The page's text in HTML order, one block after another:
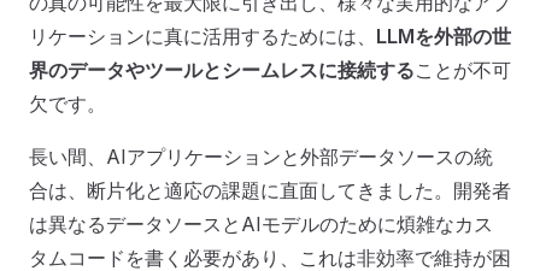
リケーションに真に活用するためには、 LLMを外部の世
界のデータやツールとシームレスに接続することが不可
欠です。
長い間、AIアプリケーションと外部データソースの統
合は、断片化と適応の課題に直面してきました。開発者
は異なるデータソースとAIモデルのために煩雑なカス
タムコードを書く必要があり、これは非効率で維持が困